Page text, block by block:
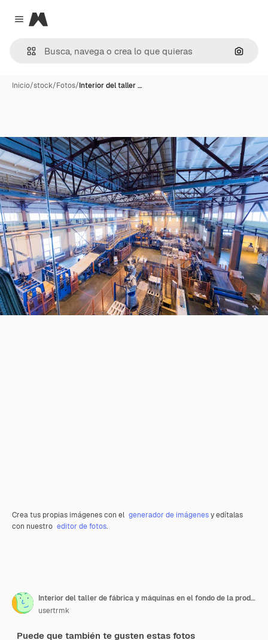
Close menu
Magnific
Inicio/stock/Fotos/Interior del taller …
Crea tus propias imágenes con el generador de imágenesy edítalas
con nuestro editor de fotos.
Interior del taller de fábrica y máquinas en el fondo de la producción de vidrio
usertrmk
Puede que también te gusten estas fotos